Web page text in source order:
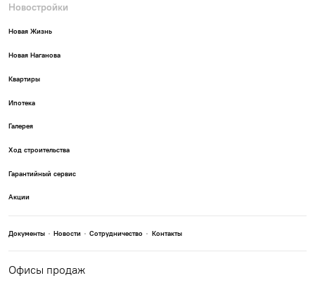
Новостройки
Новая Жизнь
Новая Наганова
Квартиры
Ипотека
Галерея
Ход строительства
Гарантийный сервис
Акции
Документы Новости Сотрудничество Контакты
Офисы продаж